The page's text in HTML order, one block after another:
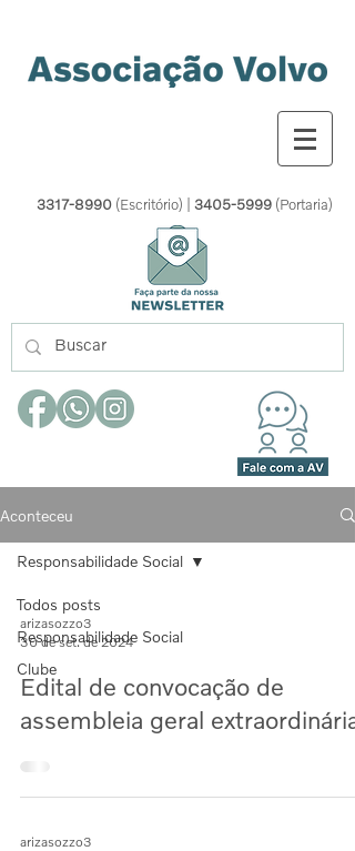
3317-8990 (Escritório) | 3405-5999(Portaria)
Aconteceu
Todos posts
Responsabilidade Social
Clube
Responsabilidade Social
arizasozzo3
30 de set. de 2024
Edital de convocação de
assembleia geral extraordinária
arizasozzo3